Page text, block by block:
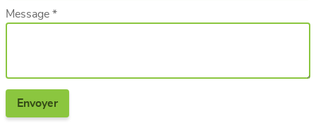
Message *